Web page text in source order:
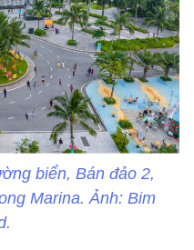
biển, Bán đảo 2,
Marina. Ảnh: Bim